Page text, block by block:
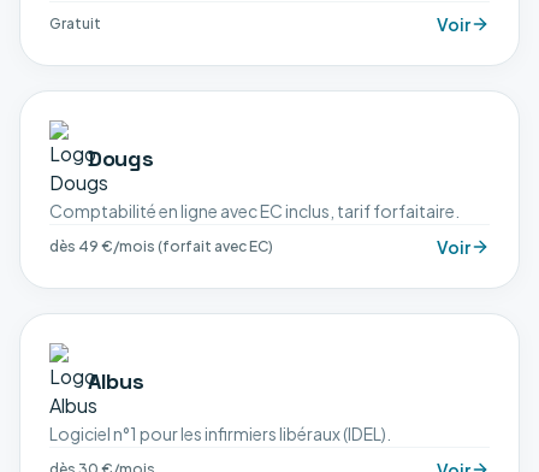
Gratuit Voir
Dougs
Comptabilité en ligne avec EC inclus, tarif forfaitaire.
dès 49 €/mois (forfait avec EC) Voir
Albus
Logiciel n°1 pour les infirmiers libéraux (IDEL).